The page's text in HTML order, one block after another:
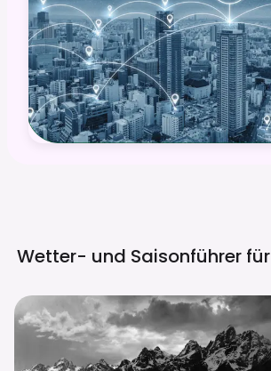
Wetter- und Saisonführer für